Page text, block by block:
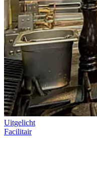
Uitgelicht
Facilitair